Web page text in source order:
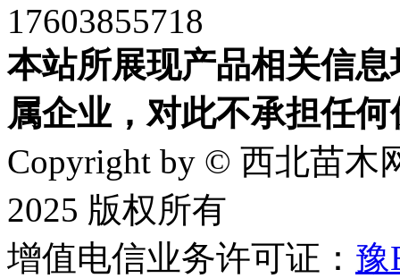
17603855718
本站所展现产品相关信
属企业，对此不承担任
Copyright by © 西北苗木
2025 版权所有
增值电信业务许可证： 豫